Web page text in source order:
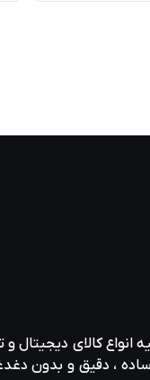
کالای دیجیتال و
، دقیق و بدون